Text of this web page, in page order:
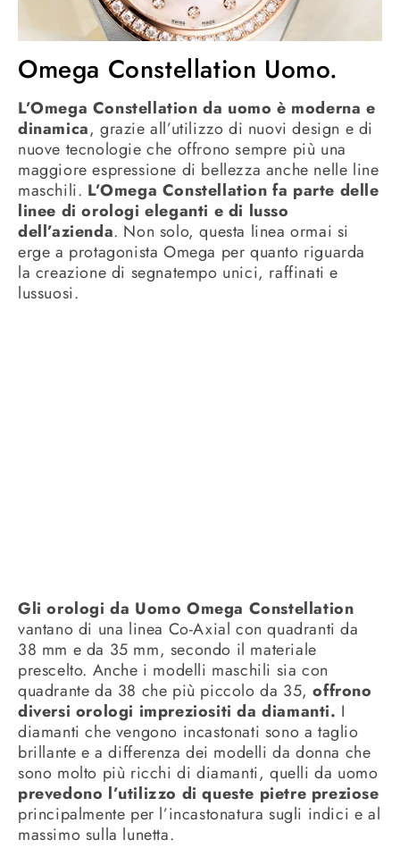
Omega Constellation Uomo.
L’Omega Constellation da uomo è moderna e
dinamica, grazie all’utilizzo di nuovi design e di
nuove tecnologie che offrono sempre più una
maggiore espressione di bellezza anche nelle line
maschili. L’Omega Constellation fa parte delle
linee di orologi eleganti e di lusso
dell’azienda. Non solo, questa linea ormai si
erge a protagonista Omega per quanto riguarda
la creazione di segnatempo unici, raffinati e
lussuosi.
Gli orologi da Uomo Omega Constellation
vantano di una linea Co-Axial con quadranti da
38 mm e da 35 mm, secondo il materiale
prescelto. Anche i modelli maschili sia con
quadrante da 38 che più piccolo da 35,offrono
diversi orologi impreziositi da diamanti. I
diamanti che vengono incastonati sono a taglio
brillante e a differenza dei modelli da donna che
sono molto più ricchi di diamanti, quelli da uomo
prevedono l’utilizzo di queste pietre preziose
principalmente per l’incastonatura sugli indici e al
massimo sulla lunetta.